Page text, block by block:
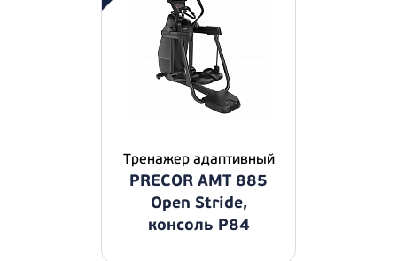
Тренажер адаптивный
PRECOR AMT 885
Open Stride,
консоль P84